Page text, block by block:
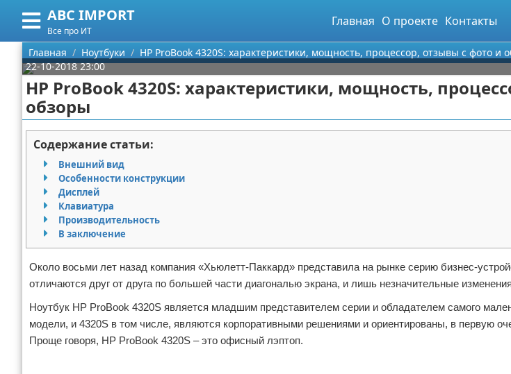
ABC IMPORT
Все про ИТ
Главная О проекте Контакты
Меню
Главная
Категории
Программирование
Оборудование
Ноутбуки
Сотовые телефоны
Электроника
Современные устройства
Программное обеспечение
Поиск
О проекте
Контакты
Сотрудничество
Размещение рекламы
Для правообладателей
Отказ от ответственности
Главная Ноутбуки
HP ProBook 4320S: характеристики, мощность, процессор, отзывы с фото и
22-10-2018 23:00
HP ProBook 4320S: характеристики, мощность,
обзоры
Содержание статьи:
Внешний вид
Особенности конструкции
Дисплей
Клавиатура
Производительность
В заключение
Около восьми лет назад компания «Хьюлетт-Паккард» представила на рынке серию бизнес-
отличаются друг от друга по большей части диагональю экрана, и лишь незначительные
Ноутбук HP ProBook 4320S является младшим представителем серии и обладателем самого
модели, и 4320S в том числе, являются корпоративными решениями и ориентированы, в первую
Проще говоря, HP ProBook 4320S – это офисный лэптоп.